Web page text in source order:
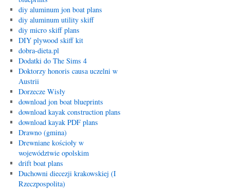
diy aluminum jon boat plans
diy aluminum utility skiff
diy micro skiff plans
DIY plywood skiff kit
dobra-dieta.pl
Dodatki do The Sims 4
Doktorzy honoris causa uczelni w
Austrii
Dorzecze Wisły
download jon boat blueprints
download kayak construction plans
download kayak PDF plans
Drawno (gmina)
Drewniane kościoły w
województwie opolskim
drift boat plans
Duchowni diecezji krakowskiej (I
Rzeczpospolita)